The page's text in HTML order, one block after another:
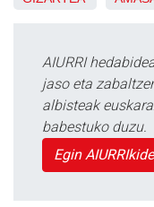
AIURRI
jaso eta
albisteak
babestuko duzu.
Egin